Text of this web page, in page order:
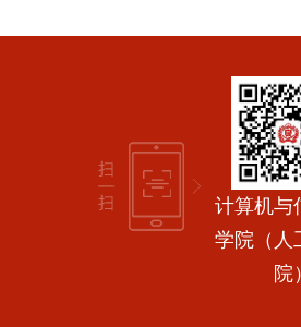
计算机与
学院（人
院